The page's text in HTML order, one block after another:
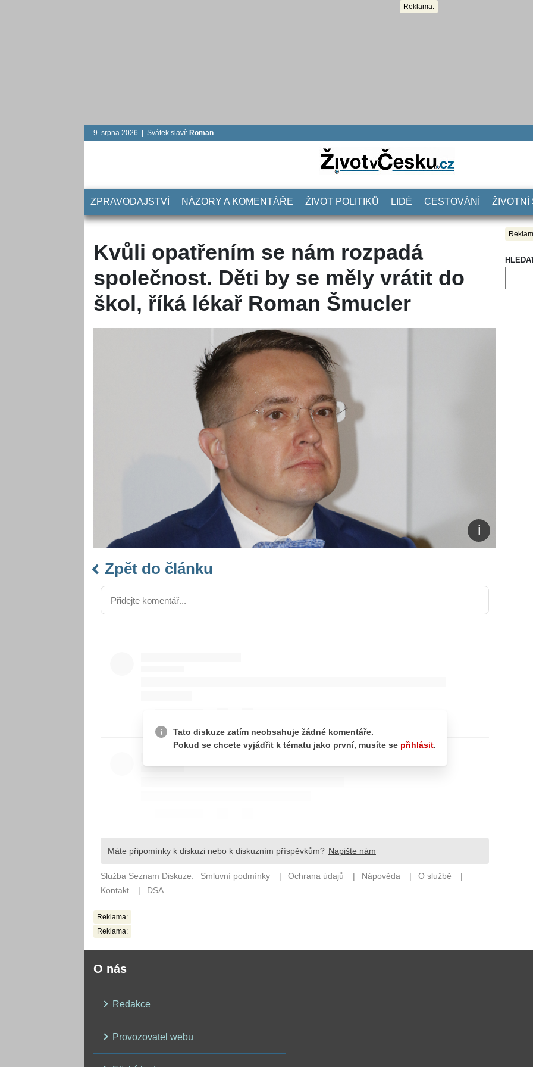
Reklama:
9. srpna 2026 | Svátek slaví: Roman
ZPRAVODAJSTVÍ NÁZORY A KOMENTÁŘE ŽIVOT POLITIKŮ LIDÉ CESTOVÁNÍ ŽIVOTNÍ
Kvůli opatřením se nám rozpadá
společnost. Děti by se měly vrátit do
škol, říká lékař Roman Šmucler
Zpět do článku
Reklama:
Reklama:
O nás
Redakce
Provozovatel webu